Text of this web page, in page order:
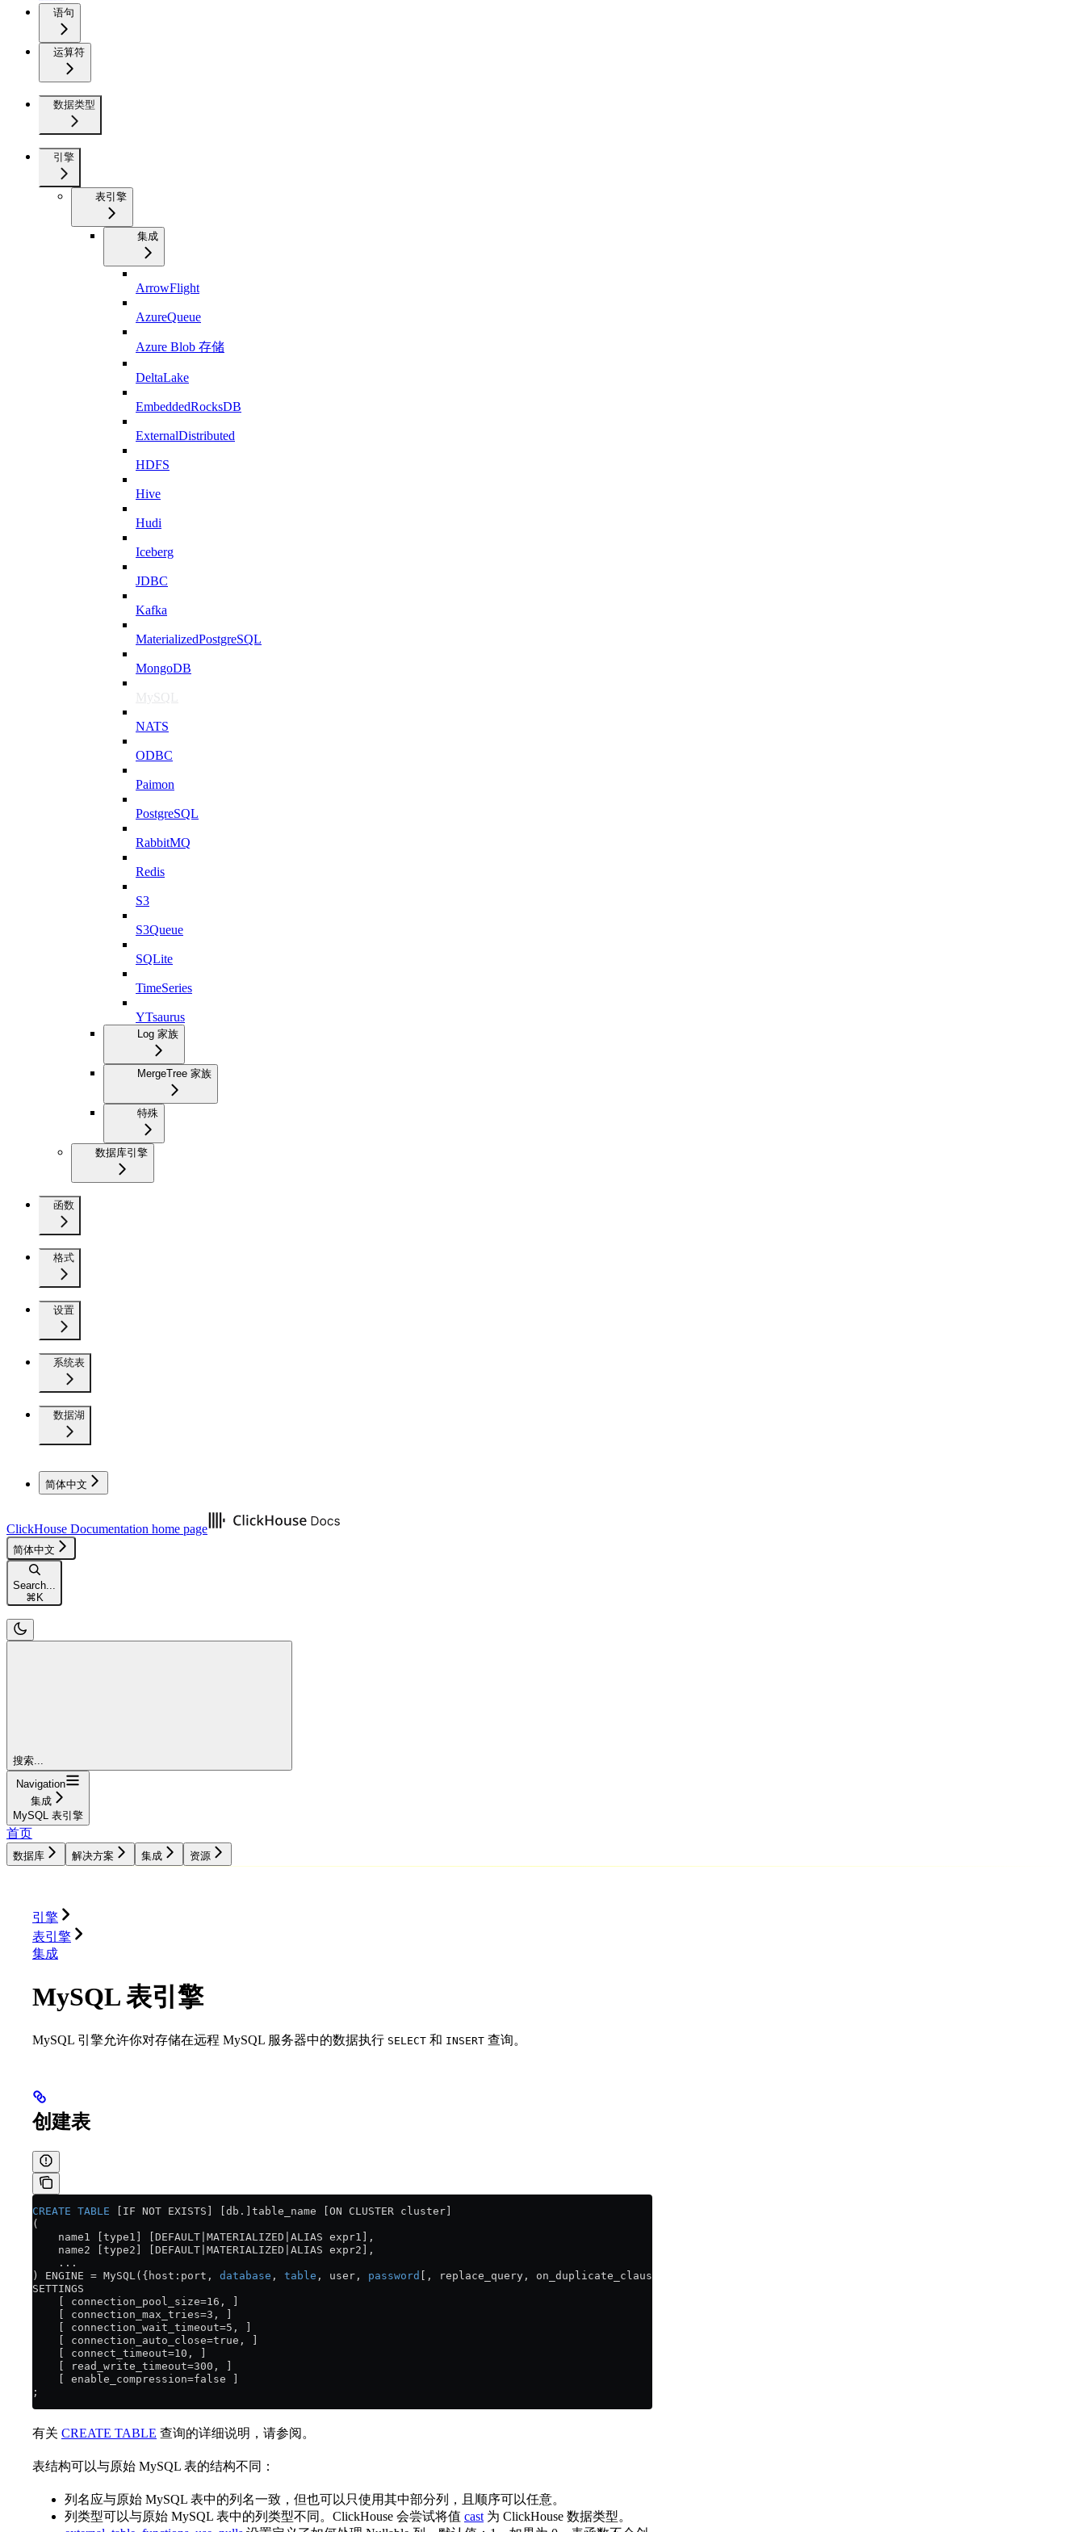
语句
运算符
数据类型
引擎
表引擎
集成
ArrowFlight
AzureQueue
Azure Blob 存储
DeltaLake
EmbeddedRocksDB
ExternalDistributed
HDFS
Hive
Hudi
Iceberg
JDBC
Kafka
MaterializedPostgreSQL
MongoDB
MySQL
NATS
ODBC
Paimon
PostgreSQL
RabbitMQ
Redis
S3
S3Queue
SQLite
TimeSeries
YTsaurus
Log 家族
MergeTree 家族
特殊
数据库引擎
函数
格式
设置
系统表
数据湖
简体中文
ClickHouse Documentation home page
简体中文
Search...
⌘K
搜索...
Navigation
集成
MySQL 表引擎
首页
数据库 解决方案 集成 资源
引擎
表引擎
集成
MySQL 表引擎
MySQL 引擎允许你对存储在远程 MySQL 服务器中的数据执行 SELECT 和 INSERT 查询。
创建表
CREATE TABLE [IF NOT EXISTS] [db.]table_name [ON CLUSTER cluster]
(
    name1 [type1] [DEFAULT|MATERIALIZED|ALIAS expr1],
    name2 [type2] [DEFAULT|MATERIALIZED|ALIAS expr2],
    ...
) ENGINE = MySQL({host:port, database , table , user, password
[, replace_query, on_duplicate_clause] | named_collection[, option=value [,..]]})
SETTINGS
    [ connection_pool_size=16, ]
    [ connection_max_tries=3, ]
    [ connection_wait_timeout=5, ]
    [ connection_auto_close=true, ]
    [ connect_timeout=10, ]
    [ read_write_timeout=300, ]
    [ enable_compression=false ]
;
有关 CREATE TABLE 查询的详细说明，请参阅。
表结构可以与原始 MySQL 表的结构不同：
列名应与原始 MySQL 表中的列名一致，但也可以只使用其中部分列，且顺序可以任意。
列类型可以与原始 MySQL 表中的列类型不同。ClickHouse 会尝试将值 cast 为 ClickHouse 数据类型。